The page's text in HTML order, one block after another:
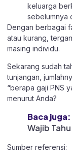
keluarga
sebelumnya
Dengan berbagai
atau kurang,
masing individu.
Sekarang sudah
tunjangan,
“berapa gaji PNS
menurut Anda?
Baca juga:
Wajib Tahu
Sumber referensi: